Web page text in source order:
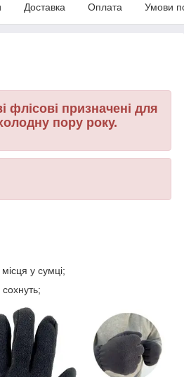
Доставка Оплата Умови
флісові призначені для
пору року.
у сумці;